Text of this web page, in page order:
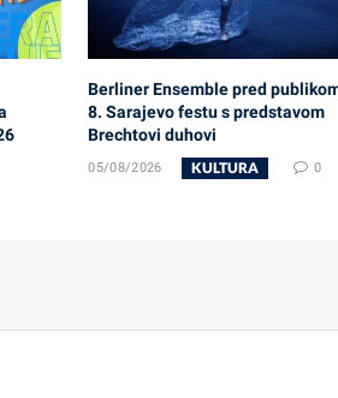
Berliner Ensemble pred
8. Sarajevo festu s predstavom
Brechtovi duhovi
05/08/2026 KULTURA 0